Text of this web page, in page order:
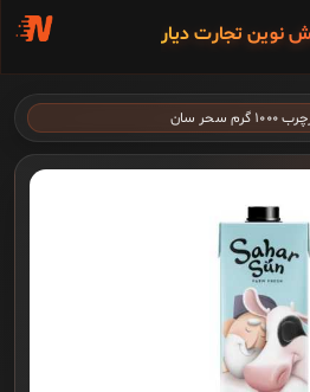
تجارت دیار
سحر سان